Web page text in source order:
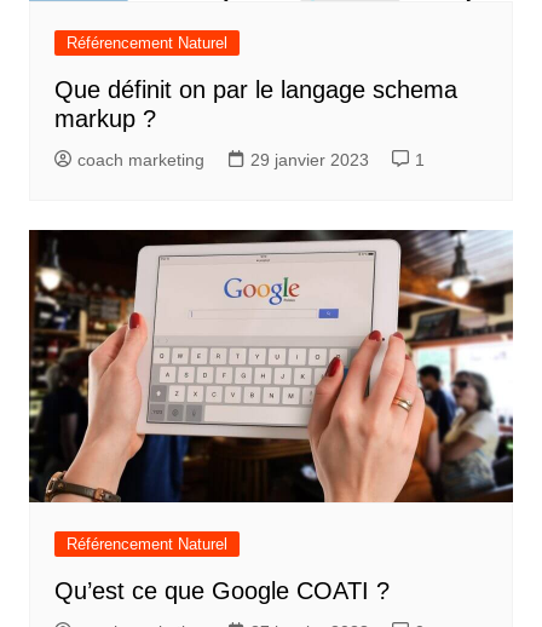
Référencement Naturel
Que définit on par le langage schema
markup ?
coach marketing 29 janvier 2023 1
Référencement Naturel
Qu’est ce que Google COATI ?